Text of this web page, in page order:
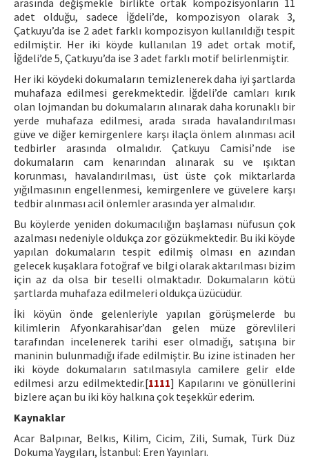
arasında değişmekle birlikte ortak kompozisyonların 11
adet olduğu, sadece İğdeli’de, kompozisyon olarak 3,
Çatkuyu’da ise 2 adet farklı kompozisyon kullanıldığı tespit
edilmiştir. Her iki köyde kullanılan 19 adet ortak motif,
İğdeli’de 5, Çatkuyu’da ise 3 adet farklı motif belirlenmiştir.
Her iki köydeki dokumaların temizlenerek daha iyi şartlarda
muhafaza edilmesi gerekmektedir. İğdeli’de camları kırık
olan lojmandan bu dokumaların alınarak daha korunaklı bir
yerde muhafaza edilmesi, arada sırada havalandırılması
güve ve diğer kemirgenlere karşı ilaçla önlem alınması acil
tedbirler arasında olmalıdır. Çatkuyu Camisi’nde ise
dokumaların cam kenarından alınarak su ve ışıktan
korunması, havalandırılması, üst üste çok miktarlarda
yığılmasının engellenmesi, kemirgenlere ve güvelere karşı
tedbir alınması acil önlemler arasında yer almalıdır.
Bu köylerde yeniden dokumacılığın başlaması nüfusun çok
azalması nedeniyle oldukça zor gözükmektedir. Bu iki köyde
yapılan dokumaların tespit edilmiş olması en azından
gelecek kuşaklara fotoğraf ve bilgi olarak aktarılması bizim
için az da olsa bir teselli olmaktadır. Dokumaların kötü
şartlarda muhafaza edilmeleri oldukça üzücüdür.
İki köyün önde gelenleriyle yapılan görüşmelerde bu
kilimlerin Afyonkarahisar’dan gelen müze görevlileri
tarafından incelenerek tarihi eser olmadığı, satışına bir
maninin bulunmadığı ifade edilmiştir. Bu izine istinaden her
iki köyde dokumaların satılmasıyla camilere gelir elde
edilmesi arzu edilmektedir.[1111] Kapılarını ve gönüllerini
bizlere açan bu iki köy halkına çok teşekkür ederim.
Kaynaklar
Acar Balpınar, Belkıs, Kilim, Cicim, Zili, Sumak, Türk Düz
Dokuma Yaygıları, İstanbul: Eren Yayınları.